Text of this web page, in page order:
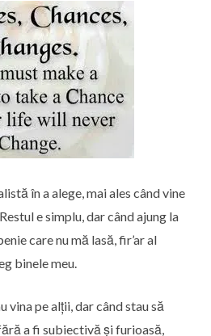
în a alege, mai ales când vine
e simplu, dar când ajung la
care nu mă lasă, fir’ar al
binele meu.
vina pe alții, dar când stau să
a fi subiectivă și furioasă,